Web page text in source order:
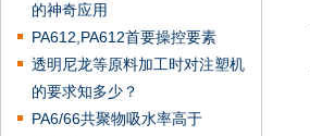
的神奇应用
PA612,PA612首要操控要素
透明尼龙等原料加工时对注塑机
的要求知多少？
PA6/66共聚物吸水率高于